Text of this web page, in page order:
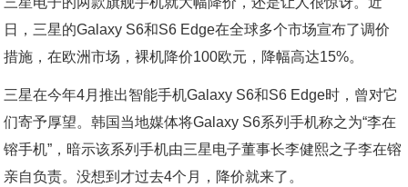
日，三星的Galaxy S6和S6 Edge在全球多个市场宣布了调价
措施，在欧洲市场，裸机降价100欧元，降幅高达15%。
三星在今年4月推出智能手机Galaxy S6和S6 Edge时，曾对它
们寄予厚望。韩国当地媒体将Galaxy S6系列手机称之为“李在
镕手机”，暗示该系列手机由三星电子董事长李健熙之子李在镕
亲自负责。没想到才过去4个月，降价就来了。